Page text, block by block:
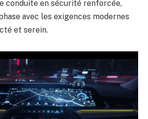
conduite en sécurité renforcée,
avec les exigences modernes
et serein.